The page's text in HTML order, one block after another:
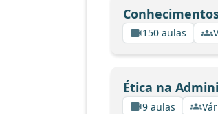
150 aulas
Ética na
9 aulas